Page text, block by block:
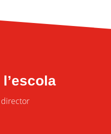
director